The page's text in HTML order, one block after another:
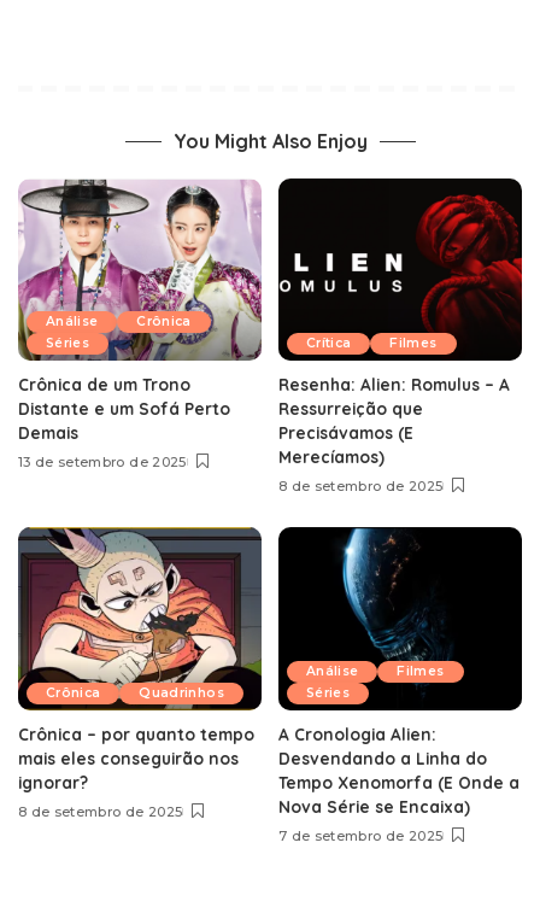
You Might Also Enjoy
Análise
Crônica
Séries
Crônica de um Trono
Distante e um Sofá Perto
Demais
13 de setembro de 2025
Crítica Filmes
Resenha: Alien: Romulus – A
Ressurreição que
Precisávamos (E
Merecíamos)
8 de setembro de 2025
Crônica Quadrinhos
Crônica – por quanto tempo
mais eles conseguirão nos
ignorar?
8 de setembro de 2025
Análise
Filmes
Séries
A Cronologia Alien:
Desvendando a Linha do
Tempo Xenomorfa (E Onde a
Nova Série se Encaixa)
7 de setembro de 2025